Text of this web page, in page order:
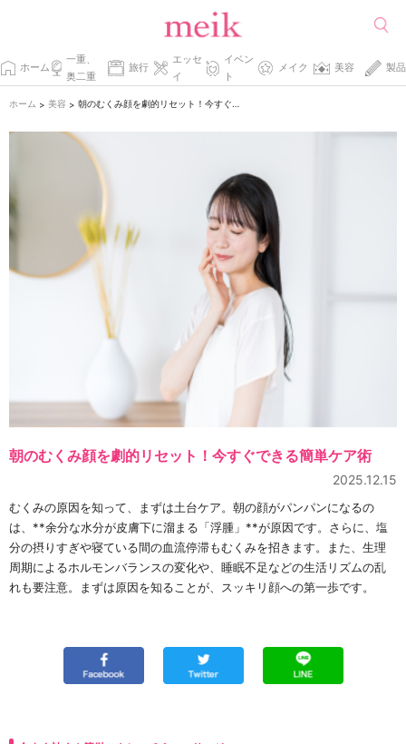
ホーム
一重、
奥二重
旅行
エッセ
イ
イベン
ト
メイク 美容 製品
ホーム > 美容 > 朝のむくみ顔を劇的リセット！今すぐできる簡単ケア術
朝のむくみ顔を劇的リセット！今すぐできる簡単ケア術
2025.12.15
むくみの原因を知って、まずは土台ケア。朝の顔がパンパンになるの
は、**余分な水分が皮膚下に溜まる「浮腫」**が原因です。さらに、塩
分の摂りすぎや寝ている間の血流停滞もむくみを招きます。また、生理
周期によるホルモンバランスの変化や、睡眠不足などの生活リズムの乱
れも要注意。まずは原因を知ることが、スッキリ顔への第一歩です。